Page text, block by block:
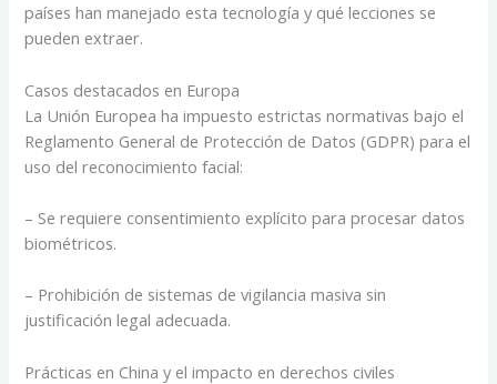
países han manejado esta tecnología y qué lecciones se
pueden extraer.
Casos destacados en Europa
La Unión Europea ha impuesto estrictas normativas bajo el
Reglamento General de Protección de Datos (GDPR) para el
uso del reconocimiento facial:
– Se requiere consentimiento explícito para procesar datos
biométricos.
– Prohibición de sistemas de vigilancia masiva sin
justificación legal adecuada.
Prácticas en China y el impacto en derechos civiles